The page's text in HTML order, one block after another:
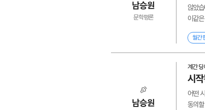
남승원
문학평론
않았
이같
월간
남승원
계간
시
어떤
동의